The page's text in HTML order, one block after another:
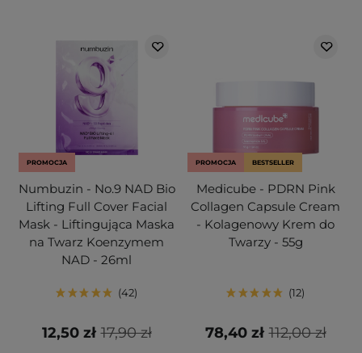
PROMOCJA
Numbuzin - No.9 NAD Bio
Lifting Full Cover Facial
Mask - Liftingująca Maska
na Twarz Koenzymem
NAD - 26ml
42
17,90 zł
12,50 zł
PROMOCJA BESTSELLER
Medicube - PDRN Pink
Collagen Capsule Cream
- Kolagenowy Krem do
Twarzy - 55g
12
112,00 zł
78,40 zł